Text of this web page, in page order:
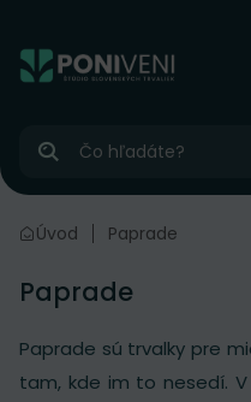
Hľadať
Úvod Paprade
Paprade
Paprade sú trvalky pre
tam, kde im to nesedí.